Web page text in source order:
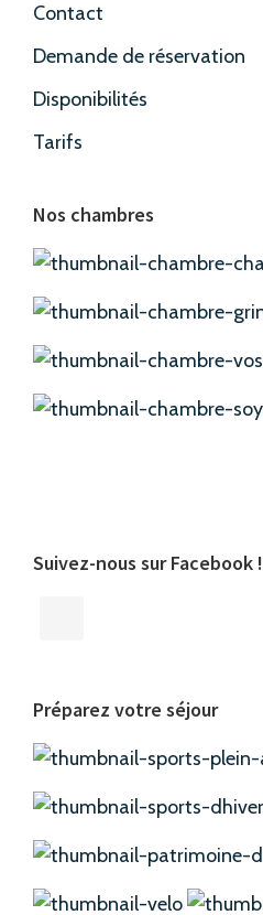
Contact
Demande de réservation
Disponibilités
Tarifs
Nos chambres
Suivez-nous sur Facebook !
Préparez votre séjour